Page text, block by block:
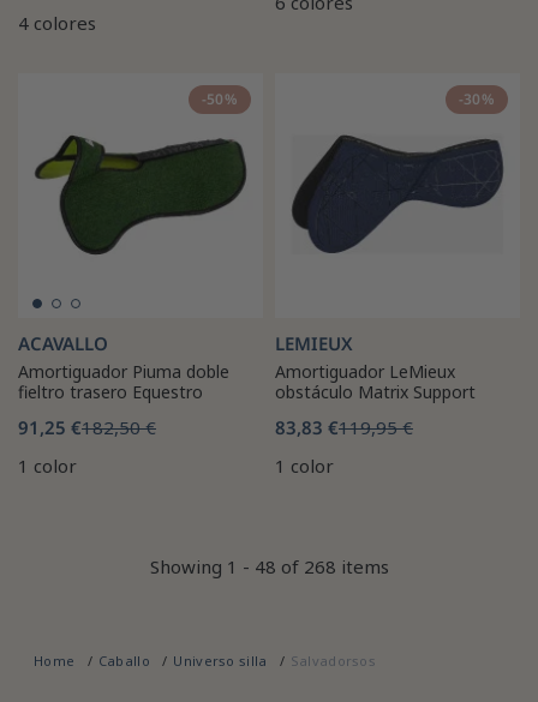
4 colores
-50%
ACAVALLO
Amortiguador Piuma doble
fieltro trasero Equestro
91,25 €182,50 €
1 color
-30%
LEMIEUX
Amortiguador LeMieux
obstáculo Matrix Support
83,83 €119,95 €
1 color
Showing 1 - 48 of 268 items
Home Caballo Universo silla Salvadorsos